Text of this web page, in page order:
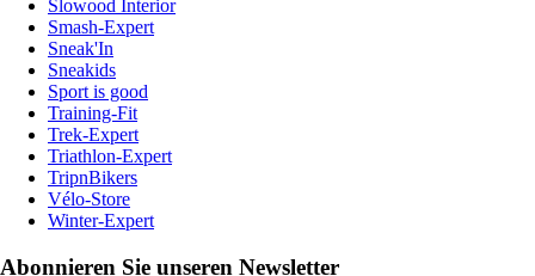
Slowood Interior
Smash-Expert
Sneak'In
Sneakids
Sport is good
Training-Fit
Trek-Expert
Triathlon-Expert
TripnBikers
Vélo-Store
Winter-Expert
Abonnieren Sie unseren Newsletter